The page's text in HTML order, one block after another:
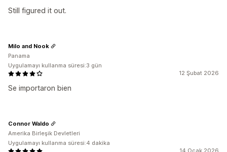
Still figured it out.
12 Şubat 2026
Se importaron bien
Milo and Nook
Panama
Uygulamayı kullanma süresi:3 gün
Connor Waldo
Amerika Birleşik Devletleri
Uygulamayı kullanma süresi:4 dakika